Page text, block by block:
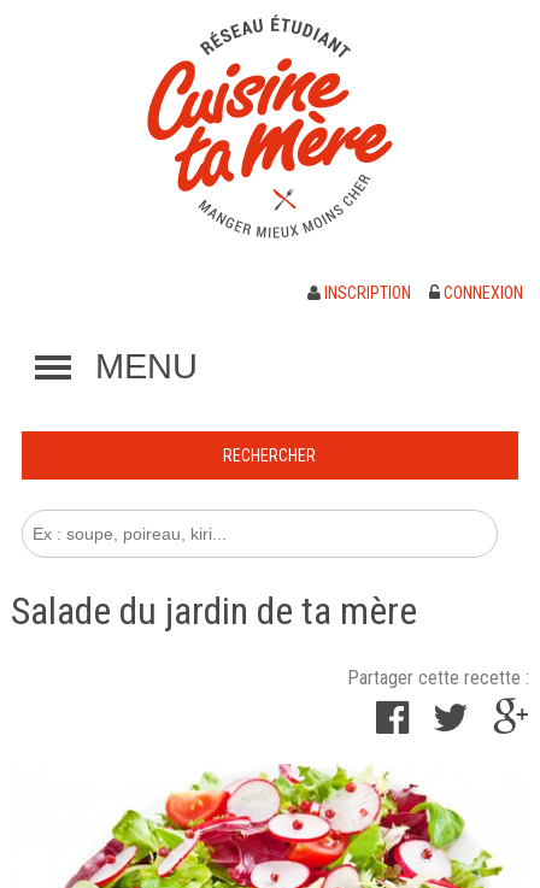
INSCRIPTION CONNEXION
MENU
Salade du jardin de ta mère
Partager cette recette :